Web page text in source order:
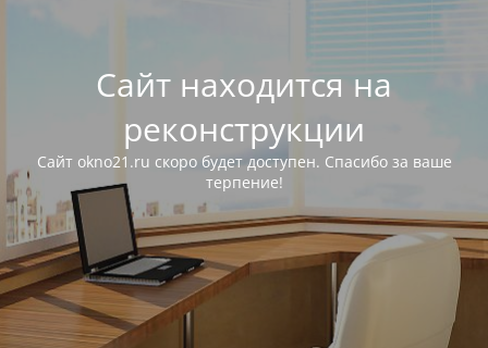
Сайт находится на
реконструкции
Сайт okno21.ru скоро будет доступен. Спасибо за ваше
терпение!